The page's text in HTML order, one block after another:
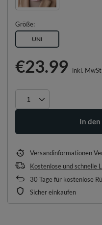
Größe
UNI
€23.99 inkl. MwSt
In
Versandinformationen
Kostenlose und schnelle
30 Tage für kostenlose
Sicher einkaufen